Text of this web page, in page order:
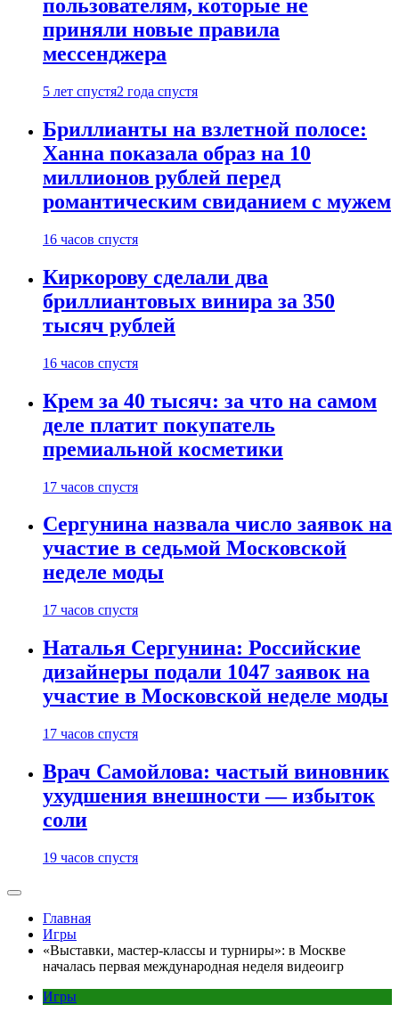
пользователям, которые не
приняли новые правила
мессенджера
5 лет спустя2 года спустя
Бриллианты на взлетной полосе:
Ханна показала образ на 10
миллионов рублей перед
романтическим свиданием с мужем
16 часов спустя
Киркорову сделали два
бриллиантовых винира за 350
тысяч рублей
16 часов спустя
Крем за 40 тысяч: за что на самом
деле платит покупатель
премиальной косметики
17 часов спустя
Сергунина назвала число заявок на
участие в седьмой Московской
неделе моды
17 часов спустя
Наталья Сергунина: Российские
дизайнеры подали 1047 заявок на
участие в Московской неделе моды
17 часов спустя
Врач Самойлова: частый виновник
ухудшения внешности — избыток
соли
19 часов спустя
Главная
Игры
«Выставки, мастер-классы и турниры»: в Москве
началась первая международная неделя видеоигр
Игры